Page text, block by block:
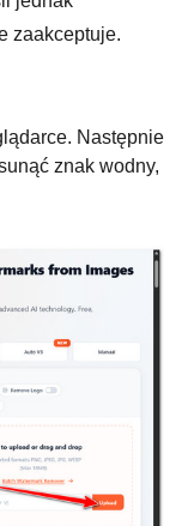
zaakceptuje.
Następnie
znak wodny,